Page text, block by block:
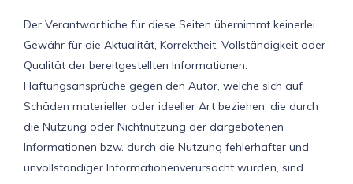
Der Verantwortliche für diese Seiten übernimmt keinerlei
Gewähr für die Aktualität, Korrektheit, Vollständigkeit oder
Qualität der bereitgestellten Informationen.
Haftungsansprüche gegen den Autor, welche sich auf
Schäden materieller oder ideeller Art beziehen, die durch
die Nutzung oder Nichtnutzung der dargebotenen
Informationen bzw. durch die Nutzung fehlerhafter und
unvollständiger Informationenverursacht wurden, sind